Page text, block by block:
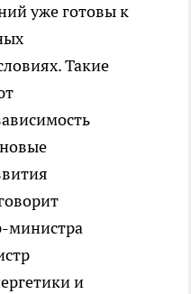
уже готовы к
Такие
министра
и